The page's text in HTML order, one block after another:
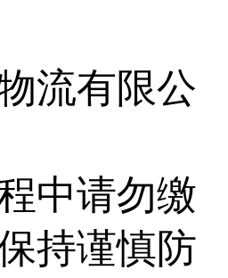
流有限公
中请勿缴
持谨慎防